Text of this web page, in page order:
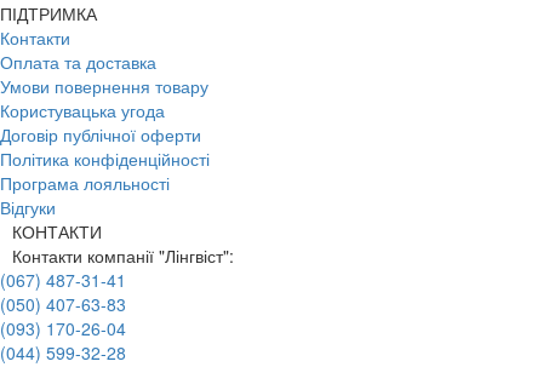
ПІДТРИМКА
Контакти
Оплата та доставка
Умови повернення товару
Користувацька угода
Договір публічної оферти
Політика конфіденційності
Програма лояльності
Відгуки
КОНТАКТИ
Контакти компанії "Лінгвіст":
(067) 487-31-41
(050) 407-63-83
(093) 170-26-04
(044) 599-32-28